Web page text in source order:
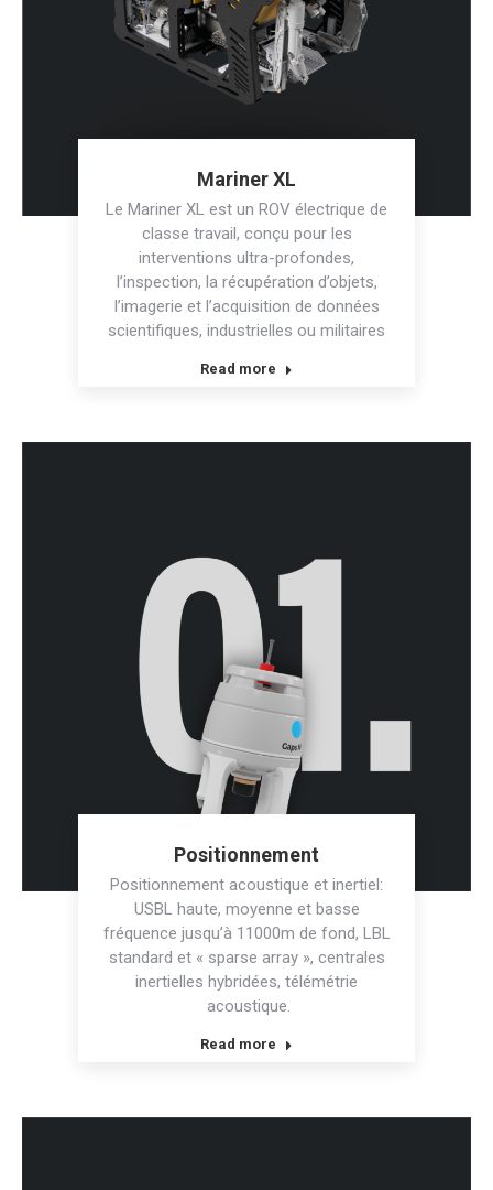
Mariner XL
Le Mariner XL est un ROV électrique de
classe travail, conçu pour les
interventions ultra-profondes,
l’inspection, la récupération d’objets,
l’imagerie et l’acquisition de données
scientifiques, industrielles ou militaires
Read more
Positionnement
Positionnement acoustique et inertiel:
USBL haute, moyenne et basse
fréquence jusqu’à 11000m de fond, LBL
standard et « sparse array », centrales
inertielles hybridées, télémétrie
acoustique.
Read more